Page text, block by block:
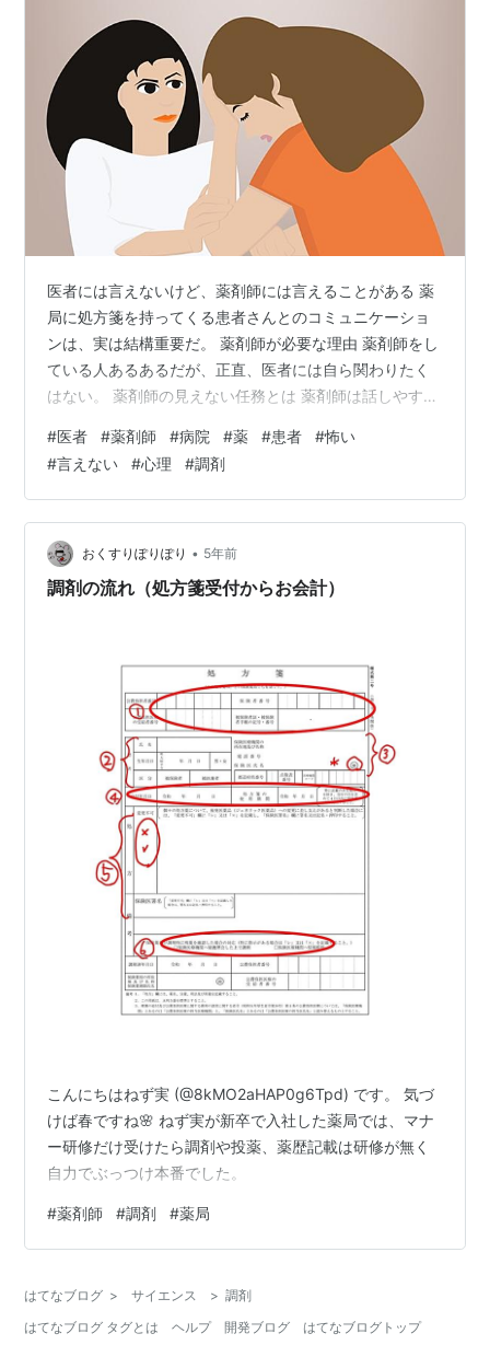
医者には言えないけど、薬剤師には言えることがある 薬
局に処方箋を持ってくる患者さんとのコミュニケーショ
ンは、実は結構重要だ。 薬剤師が必要な理由 薬剤師をし
ている人あるあるだが、正直、医者には自ら関わりたく
はない。 薬剤師の見えない任務とは 薬剤師は話しやす
る こんにちは、薬剤師は必要なのか？という疑問の答え
の一つを最近やっと見つけたよすきーです。 薬局に処方
箋を持ってくる患者さんとのコミュニケーションは、実
は結構重要だ。 最近、薬剤師は薬局の奥で薬の準備をし
ているだけだと思っている人がいるということを知って
衝撃を受けた。 薬剤師は調剤ももち…
#医者 #薬剤師 #病院 #薬 #患者 #怖い
#言えない #心理 #調剤
おくすりぽりぽり • 5年前
調剤の流れ（処方箋受付からお会計）
こんにちはねず実 (@8kMO2aHAP0g6Tpd) です。 気づ
けば春ですね🌸 ねず実が新卒で入社した薬局では、マナ
ー研修だけ受けたら調剤や投薬、薬歴記載は研修が無く
自力でぶっつけ本番でした。
#薬剤師 #調剤 #薬局
はてなブログ > サイエンス > 調剤
はてなブログ タグとは
ヘルプ 開発ブログ はてなブログトップ